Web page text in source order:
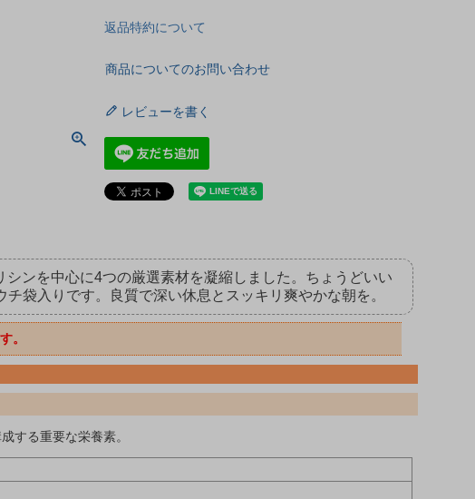
返品特約について
商品についてのお問い合わせ
レビューを書く
ンを中心に4つの厳選素材を凝縮しました。ちょうどいい
袋入りです。良質で深い休息とスッキリ爽やかな朝を。
。
する重要な栄養素。